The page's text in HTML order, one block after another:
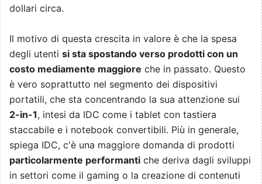
dollari circa.
Il motivo di questa crescita in valore è che la spesa
degli utenti si sta spostando verso prodotti con un
costo mediamente maggiore che in passato. Questo
è vero soprattutto nel segmento dei dispositivi
portatili, che sta concentrando la sua attenzione sui
2-in-1, intesi da IDC come i tablet con tastiera
staccabile e i notebook convertibili. Più in generale,
spiega IDC, c'è una maggiore domanda di prodotti
particolarmente performanti che deriva dagli sviluppi
in settori come il gaming o la creazione di contenuti